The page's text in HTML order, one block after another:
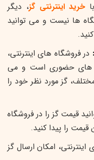
با خرید اینترنتی گز، دیگر
ها نیست و می توانید
در فروشگاه های اینترنتی،
های حضوری است و می
گز مورد نظر خود را
قیمت گز را در فروشگاه
را پیدا کنید.
اینترنتی، امکان ارسال گز